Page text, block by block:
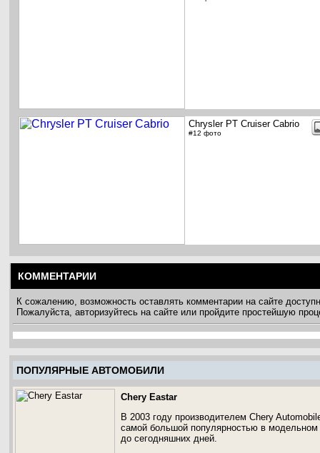
Chrysler PT Cruiser Cabrio
#12 фото
КОММЕНТАРИИ
К сожалению, возможность оставлять комментарии на сайте
Пожалуйста, авторизуйтесь на сайте или пройдите простейшую
ПОПУЛЯРНЫЕ АВТОМОБИЛИ
Chery Eastar
В 2003 году производителем Chery
самой большой популярностью в
до сегодняшних дней.